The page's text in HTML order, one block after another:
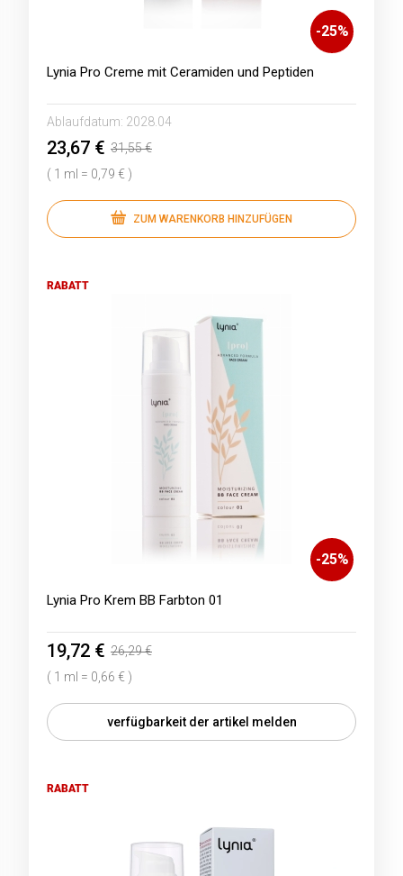
-25%
Lynia Pro Creme mit Ceramiden und Peptiden
Ablaufdatum: 2028.04
23,67 € 31,55 €
( 1 ml = 0,79 € )
ZUM WARENKORB HINZUFÜGEN
-25%
Lynia Pro Krem BB Farbton 01
19,72 € 26,29 €
( 1 ml = 0,66 € )
verfügbarkeit der artikel melden
RABATT
RABATT